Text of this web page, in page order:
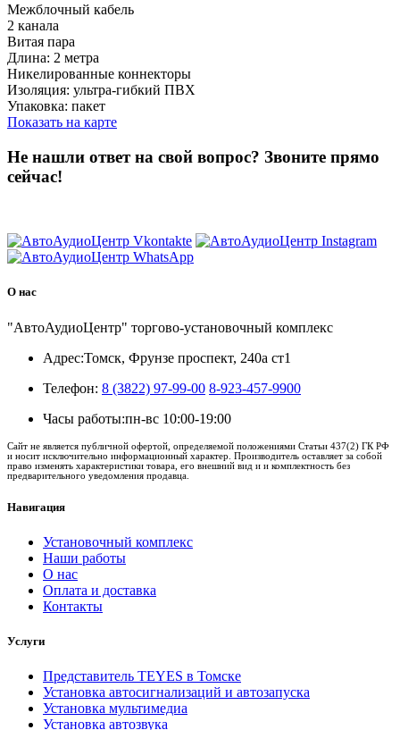
Межблочный кабель
2 канала
Витая пара
Длина: 2 метра
Никелированные коннекторы
Изоляция: ультра-гибкий ПВХ
Упаковка: пакет
Показать на карте
Не нашли ответ на свой вопрос? Звоните прямо
сейчас!
О нас
"АвтоАудиоЦентр" торгово-установочный комплекс
Адрес:Томск, Фрунзе проспект, 240а ст1
Телефон: 8 (3822) 97-99-00 8-923-457-9900
Часы работы:пн-вс 10:00-19:00
Сайт не является публичной офертой, определяемой положениями Статьи 437(2) ГК РФ
и носит исключительно информационный характер. Производитель оставляет за собой
право изменять характеристики товара, его внешний вид и и комплектность без
предварительного уведомления продавца.
Навигация
Установочный комплекс
Наши работы
О нас
Оплата и доставка
Контакты
Услуги
Представитель TEYES в Томске
Установка автосигнализаций и автозапуска
Установка мультимедиа
Установка автозвука